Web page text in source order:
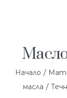
Начало /
масла /